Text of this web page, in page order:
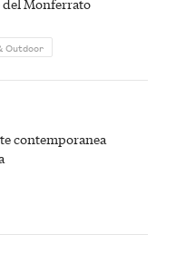
Outdoor
contemporanea